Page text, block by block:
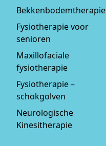
Bekkenbodemtherapie
Fysiotherapie voor
senioren
Maxillofaciale
fysiotherapie
Fysiotherapie –
schokgolven
Neurologische
Kinesitherapie